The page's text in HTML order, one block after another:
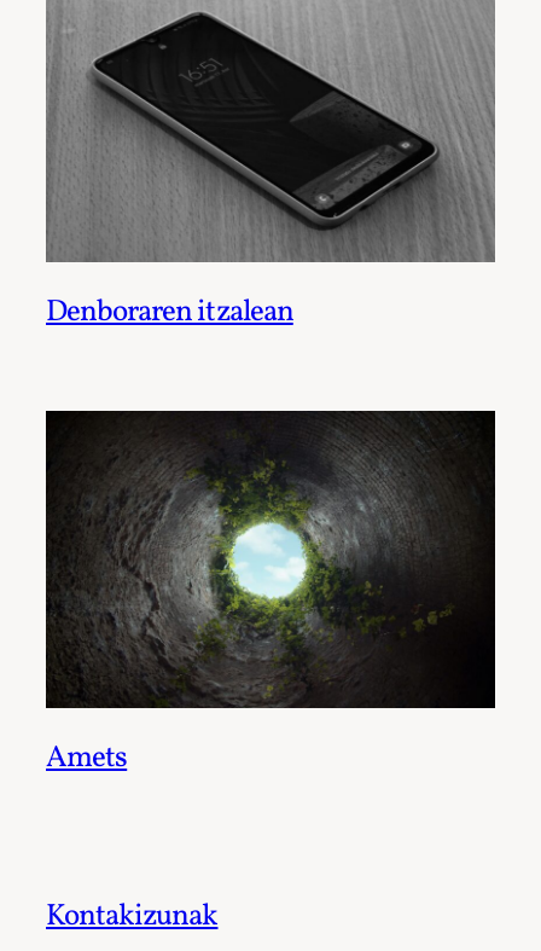
Denboraren itzalean
Amets
Kontakizunak